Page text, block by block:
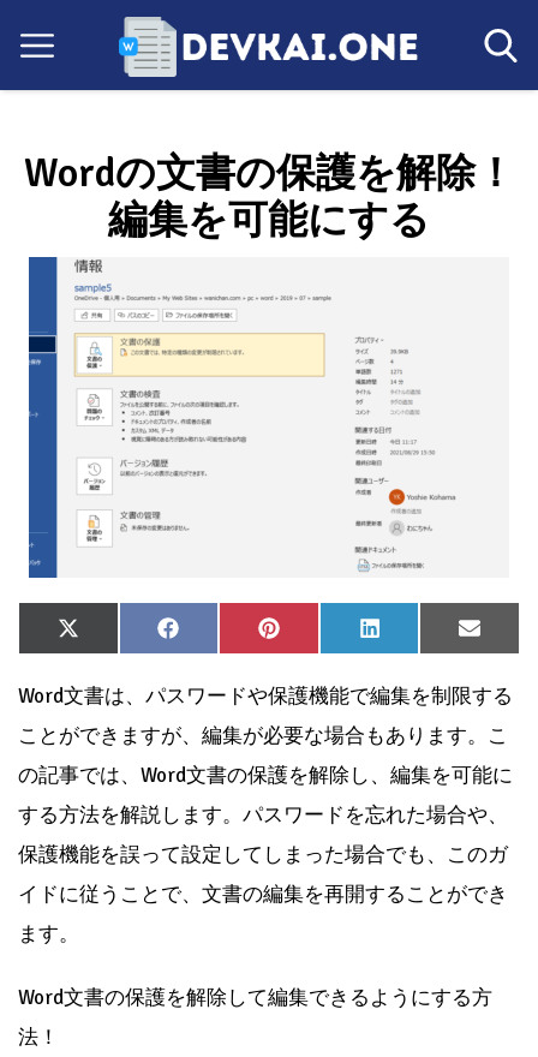
Wordの文書の保護を解除！
編集を可能にする
Share
on
X
(Twitter)
Share
on
Facebook
Share
on
Pinterest
Share
on
LinkedIn
Share
on
Email
Word文書は、パスワードや保護機能で編集を制限する
ことができますが、編集が必要な場合もあります。こ
の記事では、Word文書の保護を解除し、編集を可能に
する方法を解説します。パスワードを忘れた場合や、
保護機能を誤って設定してしまった場合でも、このガ
イドに従うことで、文書の編集を再開することができ
ます。
Word文書の保護を解除して編集できるようにする方
法！